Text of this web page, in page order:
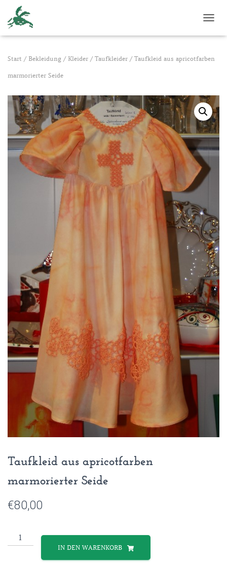
Start / Bekleidung / Kleider / Taufkleider / Taufkleid aus apricotfarben
marmorierter Seide
Taufkleid aus apricotfarben
marmorierter Seide
€80,00
Taufkleid
aus
apricotfarben
IN DEN WARENKORB